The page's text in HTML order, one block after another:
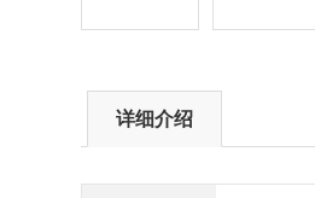
详细介绍